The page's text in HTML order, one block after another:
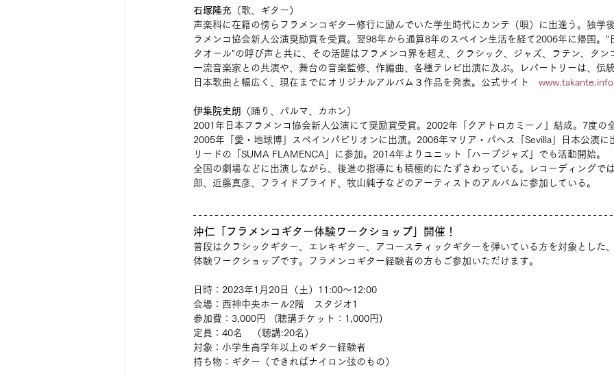
石塚隆充 （歌、ギター）
声楽科に在籍の傍らフラメンコギター修行に励んでいた学生時代にカンテ（唄）に出逢う。独学
ラメンコ協会新人公演奨励賞を受賞。翌98年から通算8年のスペイン生活を経て2006年に帰国。"
タオール"の呼び声と共に、その活躍はフラメンコ界を超え、クラシック、ジャズ、ラテン、タン
一流音楽家との共演や、舞台の音楽監修、作編曲、各種テレビ出演に及ぶ。レパートリーは、伝
日本歌曲と幅広く、現在までにオリジナルアルバム３作品を発表。公式サイト www.takante.info
伊集院史朗
（踊り、パルマ、カホン）
2001年日本フラメンコ協会新人公演にて奨励賞受賞。2002年「クアトロカミーノ」結成。7度の
2005年「愛・地球博」スペインパビリオンに出演。2006年マリア・パヘス「Sevilla」日本公演に
リードの「SUMA FLAMENCA」に参加。2014年よりユニット「ハープジャズ」でも活動開始。
全国の劇場などに出演しながら、後進の指導にも積極的にたずさわっている。レコーディングで
郎、近藤真彦、フライドプライド、牧山純子などのアーティストのアルバムに参加している。
沖仁「フラメンコギター体験ワークショップ」開催！
普段はクラシックギター、エレキギター、アコースティックギターを弾いている方を対象とした
体験ワークショップです。フラメンコギター経験者の方もご参加いただけます。
日時：2023年1月20日（土）11:00～12:00
会場：西神中央ホール2階　スタジオ1
参加費：3,000円   (聴講チケット：1,000円)
定員：40名　（聴講:20名）
対象：小学生高学年以上のギター経験者
持ち物：ギター（できればナイロン弦のもの）